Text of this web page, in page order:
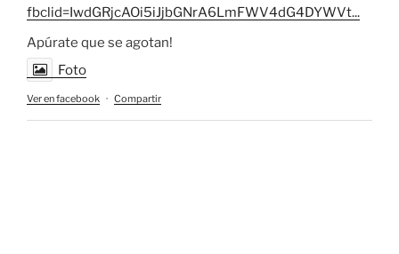
fbclid=IwdGRjcAOi5iJjbGNrA6LmFWV4dG4DYWVt...
Apúrate que se agotan!
Foto
Ver en facebook · Compartir